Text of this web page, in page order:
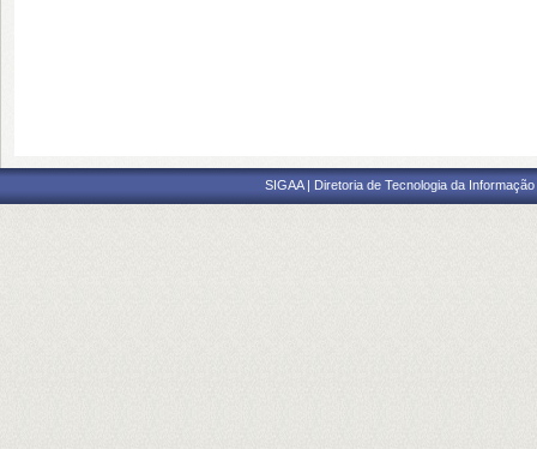
SIGAA | Diretoria de Tecnologia da